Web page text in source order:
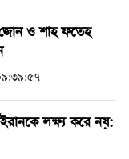
ও শাহ ফতেহ
ইরানকে লক্ষ্য করে নয়: